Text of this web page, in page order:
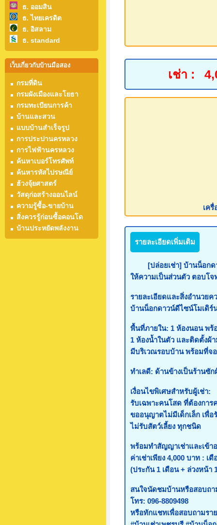
ธ. ออมสิน
ธ. ไทยเครดิต
ธ. อิสลาม
ธ. standard
เว็บเกี่ยวกับบ้านมือสอง
กรมที่ดิน
กรมผังเมืองและโยธา
กรมทะเบียนการค้า
บ้านและสวน
แบบบ้านสำเร็จรูป
การประปานครหลวง
การไฟฟ้านครหลวง
ค้นหาเบอร์โทรศัพท์
ค้นหารหัสไปรษณีย์
ฮ้วงจุ้ยศาสตร์
วัสดุก่อสร้างออนไลน์
ความรู้ซื้อ-ขายบ้าน
สิ่งควรรู้ก่อนซื้อคอนโด
บ้านประหยัดพลังงาน
เช่า :
เค
รายละเอียดเพิ่มเติม
[ปล่อยเช่า] บ้านน็อกดาว
ให้ความเป็นส่วนตัว ตอบโ
รายละเอียดและสิ่งอำนวยค
บ้านน็อกดาวน์ดีไซน์โมเดิร์
พื้นที่ภายใน: 1 ห้องนอน พร้
1 ห้องน้ำในตัว และติดตั้งผ้
มีบริเวณรอบบ้าน พร้อมที่จ
ทำเลดี: ด้านข้างเป็นร้านซั
เงื่อนไขพิเศษสำหรับผู้เช่า:
รับเฉพาะคนโสด ที่ต้องการ
ขออนุญาตไม่มีเด็กเล็ก เพื่อ
ไม่รับสัตว์เลี้ยง ทุกชนิด
พร้อมทำสัญญาเช่าและเข้า
ค่าเช่าเพียง 4,000 บาท : เดื
(ประกัน 1 เดือน + ล่วงหน้า
สนใจนัดชมบ้านหรือสอบถา
โทร: 096-8809498
หรือทักแชทเพื่อสอบถามรา